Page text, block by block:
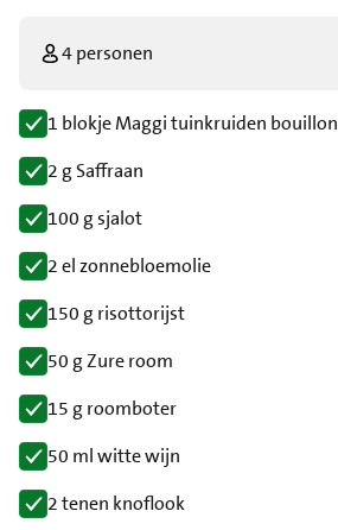
4 personen
1 blokje Maggi tuinkruiden bouillon
2 g Saffraan
100 g sjalot
2 el zonnebloemolie
150 g risottorijst
50 g Zure room
15 g roomboter
50 ml witte wijn
2 tenen knoflook